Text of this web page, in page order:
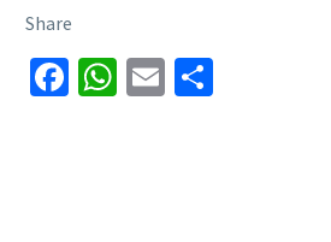
Share
Facebook
WhatsApp
Email